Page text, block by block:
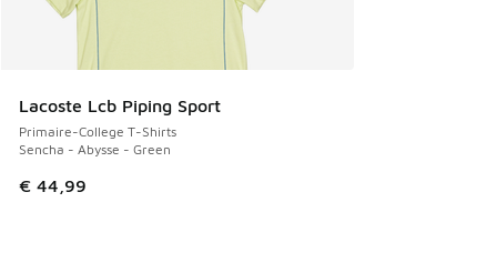
Lacoste Lcb Piping Sport
Primaire-College T-Shirts
Sencha - Abysse - Green
€ 44,99